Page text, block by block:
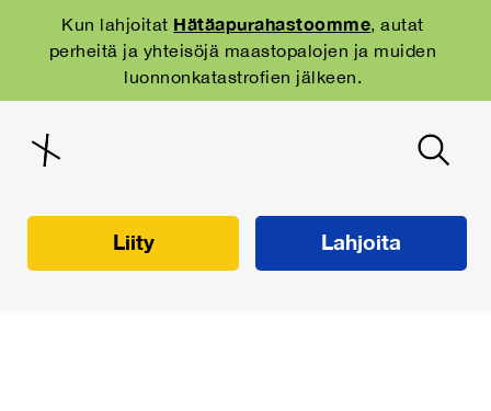
navigation
Kun lahjoitat Hätäapurahastoomme, autat
perheitä ja yhteisöjä maastopalojen ja muiden
luonnonkatastrofien jälkeen.
Liity Lahjoita